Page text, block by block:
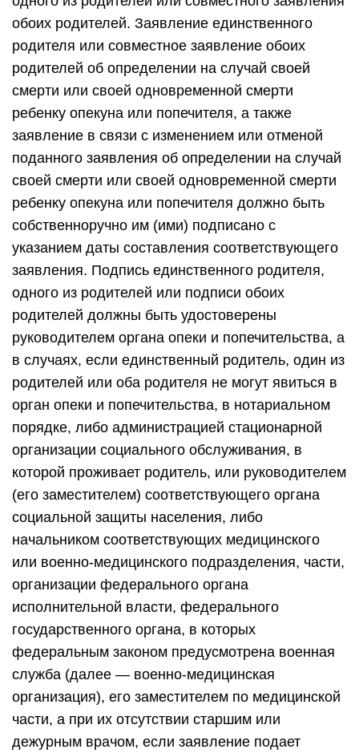
обоих родителей. Заявление единственного
родителя или совместное заявление обоих
родителей об определении на случай своей
смерти или своей одновременной смерти
ребенку опекуна или попечителя, а также
заявление в связи с изменением или отменой
поданного заявления об определении на случай
своей смерти или своей одновременной смерти
ребенку опекуна или попечителя должно быть
собственноручно им (ими) подписано с
указанием даты составления соответствующего
заявления. Подпись единственного родителя,
одного из родителей или подписи обоих
родителей должны быть удостоверены
руководителем органа опеки и попечительства, а
в случаях, если единственный родитель, один из
родителей или оба родителя не могут явиться в
орган опеки и попечительства, в нотариальном
порядке, либо администрацией стационарной
организации социального обслуживания, в
которой проживает родитель, или руководителем
(его заместителем) соответствующего органа
социальной защиты населения, либо
начальником соответствующих медицинского
или военно-медицинского подразделения, части,
организации федерального органа
исполнительной власти, федерального
государственного органа, в которых
федеральным законом предусмотрена военная
служба (далее — военно-медицинская
организация), его заместителем по медицинской
части, а при их отсутствии старшим или
дежурным врачом, если заявление подает